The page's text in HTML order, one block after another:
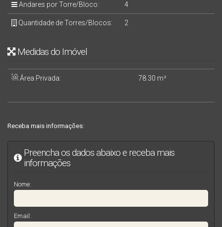
Andares por Torre/Bloco: 4
Quantidade de Torres/Blocos: 2
Medidas do Imóvel
Área Privada: 78 .30 m²
Receba mais informações:
Preencha os dados abaixo e receba mais
informações
Nome:
Email: